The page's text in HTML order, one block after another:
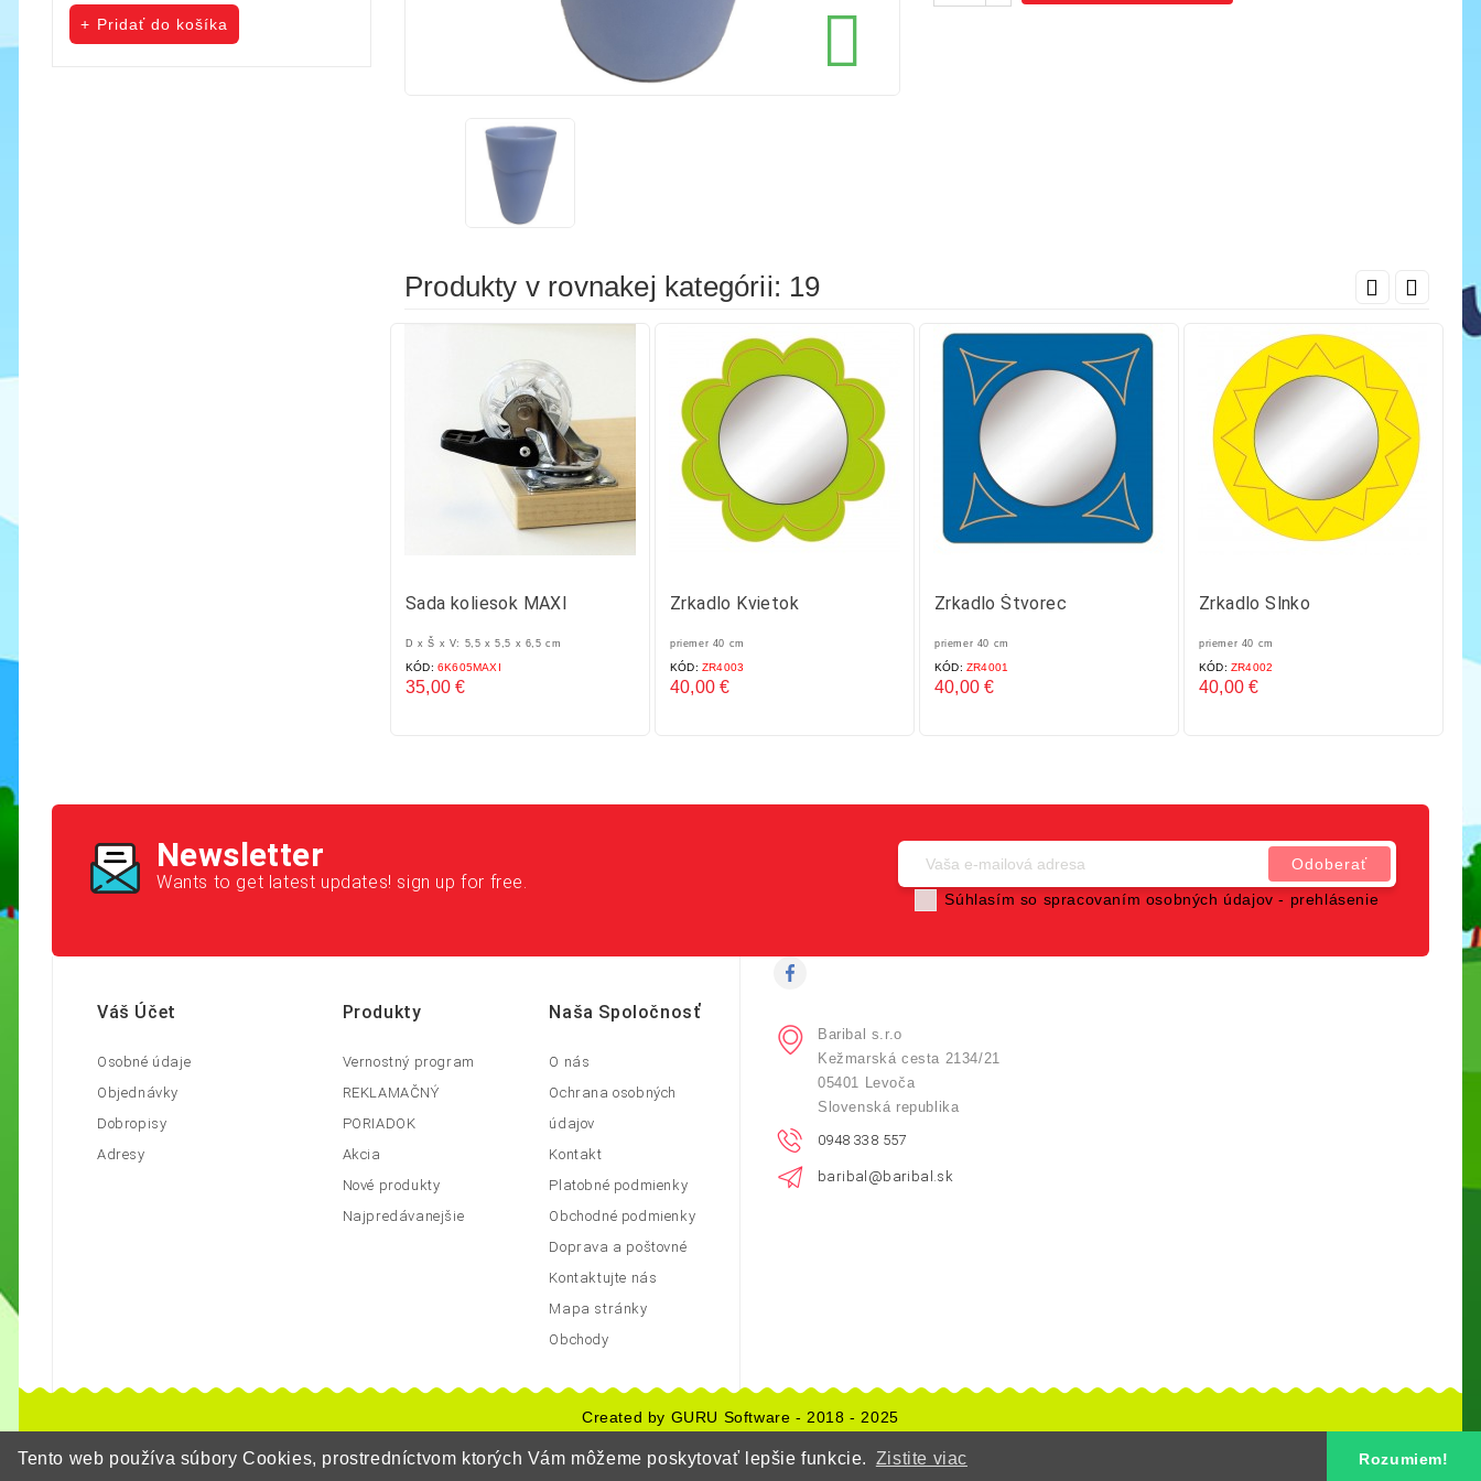
Tento web používa súbory Cookies, prostredníctvom ktorých Vám môžeme poskytovať lepšie funkcie. Zistite viac Rozumiem!
cena
Pridať do košíka Pridať do košíka
cena
cena

Produkty v rovnakej kategórii: 19
Sada koliesok MAXI
D x Š x V: 5,5 x 5,5 x 6,5 cm
KÓD: 6K605MAXI
35,00 €
Zrkadlo Kvietok
priemer 40 cm
KÓD: ZR4003
40,00 €
Zrkadlo Štvorec
priemer 40 cm
KÓD: ZR4001
40,00 €
Zrkadlo Slnko
priemer 40 cm
KÓD: ZR4002
40,00 €
Newsletter
Wants to get latest updates! sign up for free.
Súhlasím so spracovaním osobných údajov - prehlásenie
Váš Účet
Osobné údaje
Objednávky
Dobropisy
Adresy
Produkty
Vernostný program
REKLAMAČNÝ
PORIADOK
Akcia
Nové produkty
Najpredávanejšie
Naša Spoločnosť
O nás
Ochrana osobných
údajov
Kontakt
Platobné podmienky
Obchodné podmienky
Doprava a poštovné
Kontaktujte nás
Mapa stránky
Obchody
Baribal s.r.o
Kežmarská cesta 2134/21
05401 Levoča
Slovenská republika
0948 338 557
baribal@baribal.sk
Created by GURU Software - 2018 - 2025